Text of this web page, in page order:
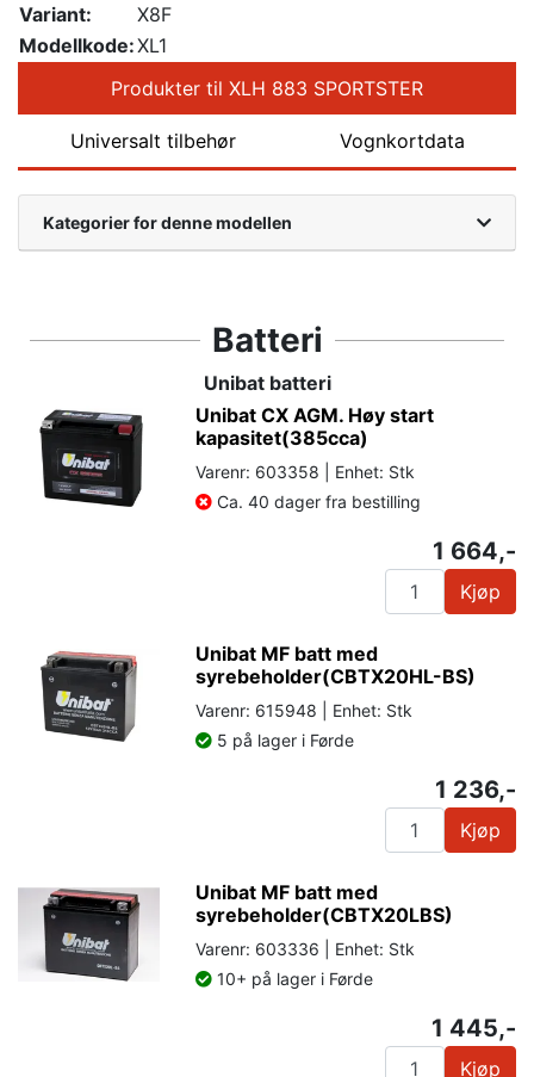
Variant:
X8F
Modellkode:XL1
Produkter til XLH 883 SPORTSTER
Universalt tilbehør Vognkortdata
Kategorier for denne modellen
Batteri
Unibat batteri
Unibat CX AGM. Høy start
kapasitet(385cca)
Varenr: 603358 | Enhet: Stk
Ca. 40 dager fra bestilling
1 664,-
Kjøp
Unibat MF batt med
syrebeholder(CBTX20HL-BS)
Varenr: 615948 | Enhet: Stk
5 på lager i Førde
1 236,-
Kjøp
Unibat MF batt med
syrebeholder(CBTX20LBS)
Varenr: 603336 | Enhet: Stk
10+ på lager i Førde
1 445,-
Kjøp